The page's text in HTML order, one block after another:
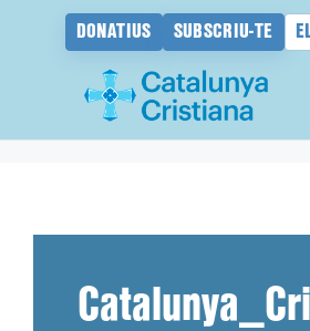
DONATIUS SUBSCRIU-TE